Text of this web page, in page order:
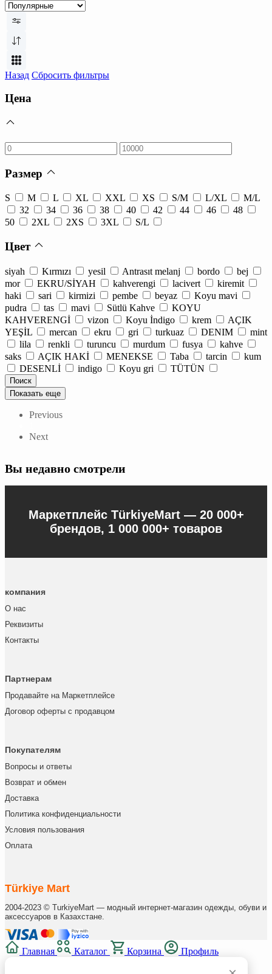
Назад Сбросить фильтры
Цена
Размер
S M L XL XXL XS S/M L/XL
M/L
32
34 36 38 40 42 44 46
48
50
2XL 2XS 3XL S/L
Цвет
siyah Kırmızı yesil Antrasıt melanj bordo
bej
mor
EKRU/SİYAH kahverengi lacivert
kiremit
haki
sari kirmizi pembe beyaz
Koyu mavi
pudra
tas mavi Sütlü Kahve
KOYU
KAHVERENGİ
vizon Koyu İndigo krem
AÇIK
YEŞİL
mercan ekru gri turkuaz DENIM
mint
lila
renkli turuncu murdum fusya
kahve
saks
AÇIK HAKİ MENEKSE Taba tarcin
kum
DESENLİ
indigo Koyu gri TÜTÜN
Показать еще
Previous
Next
Вы недавно смотрели
Маркетплейс TürkiyeMart — 20 000+
брендов, 1 000 000+ товаров
компания
О нас
Реквизиты
Контакты
Партнерам
Продавайте на Маркетплейсе
Договор оферты с продавцом
Покупателям
Вопросы и ответы
Возврат и обмен
Доставка
Политика конфиденциальности
Условия пользования
Оплата
Türkiye Mart
2004-2023 © TurkiyeMart — модный интернет-магазин одежды, обуви и
аксессуаров в Казахстане.
Главная Каталог Корзина Профиль